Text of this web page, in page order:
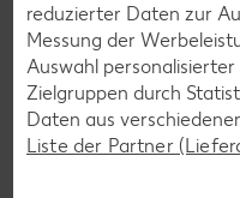
reduzierter Daten zur
Messung der
Auswahl
Zielgruppen durch
Daten aus
Liste der Partner